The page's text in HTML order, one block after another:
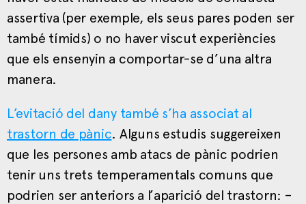
assertiva (per exemple, els seus pares poden ser
també tímids) o no haver viscut experiències
que els ensenyin a comportar-se d’una altra
manera.
L’evitació del dany també s’ha associat al
trastorn de pànic. Alguns estudis suggereixen
que les persones amb atacs de pànic podrien
tenir uns trets temperamentals comuns que
podrien ser anteriors a l’aparició del trastorn: –